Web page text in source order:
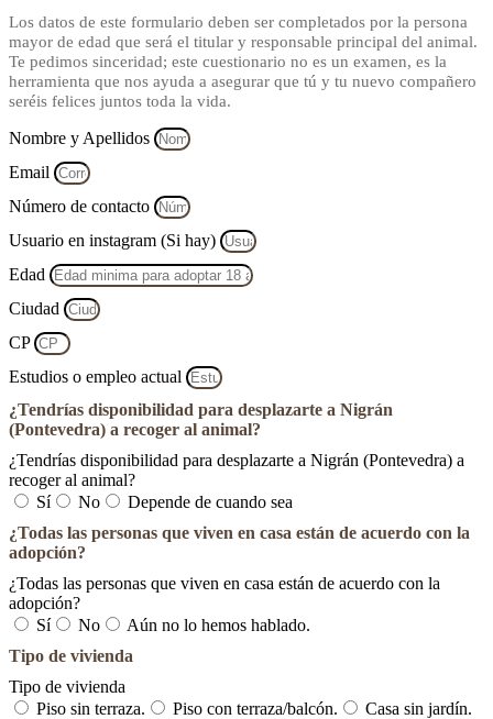
Los datos de este formulario deben ser completados por la persona
mayor de edad que será el titular y responsable principal del animal.
Te pedimos sinceridad; este cuestionario no es un examen, es la
herramienta que nos ayuda a asegurar que tú y tu nuevo compañero
seréis felices juntos toda la vida.
Nombre y Apellidos
Email
Número de contacto
Usuario en instagram (Si hay)
Edad
Ciudad
CP
Estudios o empleo actual
¿Tendrías disponibilidad para desplazarte a Nigrán
(Pontevedra) a recoger al animal?
¿Tendrías disponibilidad para desplazarte a Nigrán (Pontevedra) a
recoger al animal?
Sí
No
Depende de cuando sea
¿Todas las personas que viven en casa están de acuerdo con la
adopción?
¿Todas las personas que viven en casa están de acuerdo con la
adopción?
Sí
No
Aún no lo hemos hablado.
Tipo de vivienda
Tipo de vivienda
Piso sin terraza.
Piso con terraza/balcón.
Casa sin jardín.